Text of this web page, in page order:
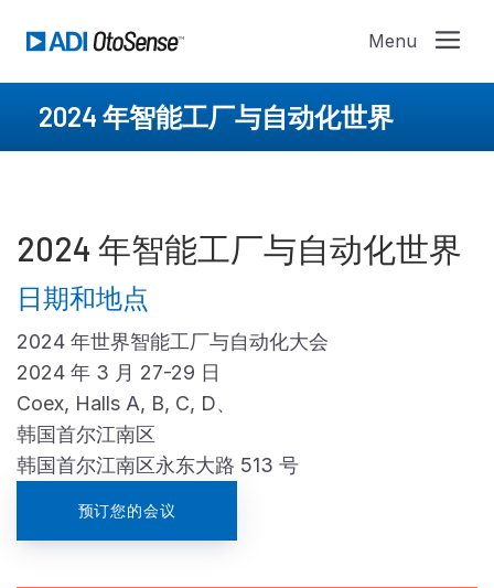
2024 年智能工厂与自动化世界
2024 年智能工厂与自动化世界
日期和地点
2024 年世界智能工厂与自动化大会
2024 年 3 月 27-29 日
Coex, Halls A, B, C, D、
韩国首尔江南区
韩国首尔江南区永东大路 513 号
预订您的会议